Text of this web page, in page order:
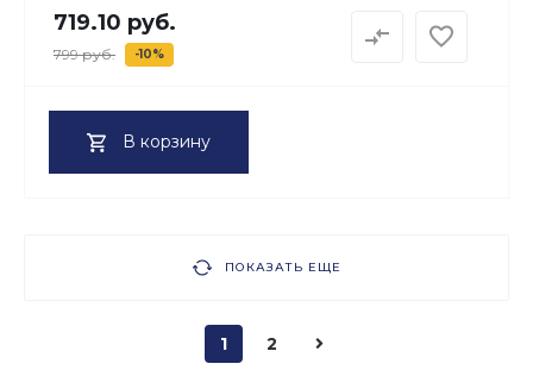
719.10 руб.
799 руб. -10%
В корзину
ПОКАЗАТЬ ЕЩЕ
1 2